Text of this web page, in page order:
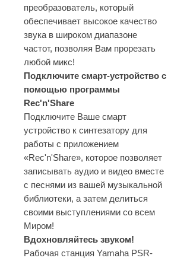
преобразователь, который
обеспечивает высокое качество
звука в широком диапазоне
частот, позволяя Вам прорезать
любой микс!
Подключите смарт-устройство с
помощью программы
Rec'n'Share
Подключите Ваше смарт
устройство к синтезатору для
работы с приложением
«Rec'n'Share», которое позволяет
записывать аудио и видео вместе
с песнями из вашей музыкальной
библиотеки, а затем делиться
своими выступлениями со всем
Миром!
Вдохновляйтесь звуком!
Рабочая станция Yamaha PSR-